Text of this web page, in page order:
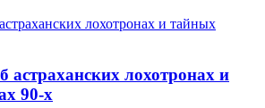
астраханских лохотронах и
90-х